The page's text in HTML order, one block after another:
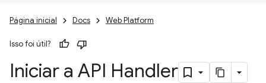
Página inicial Docs Web Platform
Isso foi útil?
Iniciar a API Handler